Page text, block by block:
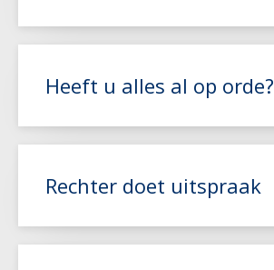
Heeft u alles al op orde?
Lees meer
Rechter doet uitspraak